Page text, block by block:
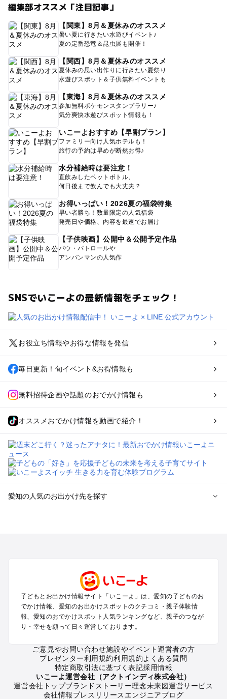
編集部オススメ「注目記事」
【関東】8月＆夏休みのオススメ
暑い夏に行きたい水遊びイベント♪
夏の定番恐竜＆昆虫展も開催！
【関西】8月＆夏休みのオススメ
夏休みの思い出作りに行きたい夏祭り
水遊びスポット＆子供無料イベントも
【東海】8月＆夏休みのオススメ
参加無料ポケモンスタンプラリー♪
気分爽快水遊びスポット情報も！
いこーよおすすめ【早割プラン】
ファミリー向け人気ホテルも！
旅行の予約は早めが断然お得♪
水分補給時は要注意！
直飲みしたペットボトル、
何日後まで飲んでも大丈夫？
お得いっぱい！2026夏の福袋特集
早い者勝ち！数量限定の人気福袋
発売日や価格、内容を最速でお届け
【子供映画】公開中＆公開予定作品
パウ・パトロールや
アンパンマンの人気作
SNSでいこーよの最新情報をチェック！
お役立ち情報やお得な情報を発信
毎日更新！旬イベント&お得情報も
無料招待企画や話題のおでかけ情報も
オススメおでかけ情報を動画で紹介！
愛知の人気のお出かけ先を探す
犬山・一宮・小牧・瀬戸・各務原・尾張のプールお出かけ
知多半島（常滑・半田・南知多）のプールお出かけ
愛知の定番お出かけスポット
愛知の遊園地
愛知のバーベキュー
愛知の釣り
愛知の牧場
愛知のプール
子どもとお出かけ情報サイト「いこーよ」は、愛知の子どものお
でかけ情報、愛知のお出かけスポットのクチコミ・親子体験情
報、愛知のおでかけスポット人気ランキングなど、親子のつなが
り・幸せを願って日々運営しております。
ご意見やお問い合わせ施設やイベント運営者の方
プレゼンター利用規約利用規約よくある質問
特定商取引法に基づく表記採用情報
いこーよ運営会社（アクトインディ株式会社）
運営会社トップブランドストーリー理念未来図運営サービス
会社情報プレスリリース エンジニアブログ